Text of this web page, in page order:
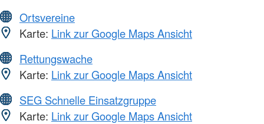
Ortsvereine
Karte: Link zur Google Maps Ansicht
Rettungswache
Karte: Link zur Google Maps Ansicht
SEG Schnelle Einsatzgruppe
Karte: Link zur Google Maps Ansicht